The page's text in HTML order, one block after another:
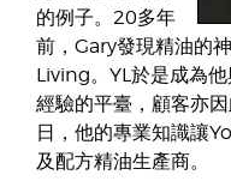
的例子。20多年
前，Gary發現精油的
Living。YL於是成為
經驗的平臺，顧客亦
日，他的專業知識讓
及配方精油生產商。